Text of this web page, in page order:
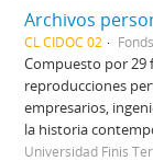
Archivos
CL CIDOC 02 Fonds
Compuesto por 29
reproducciones
empresarios,
la historia
Universidad Finis